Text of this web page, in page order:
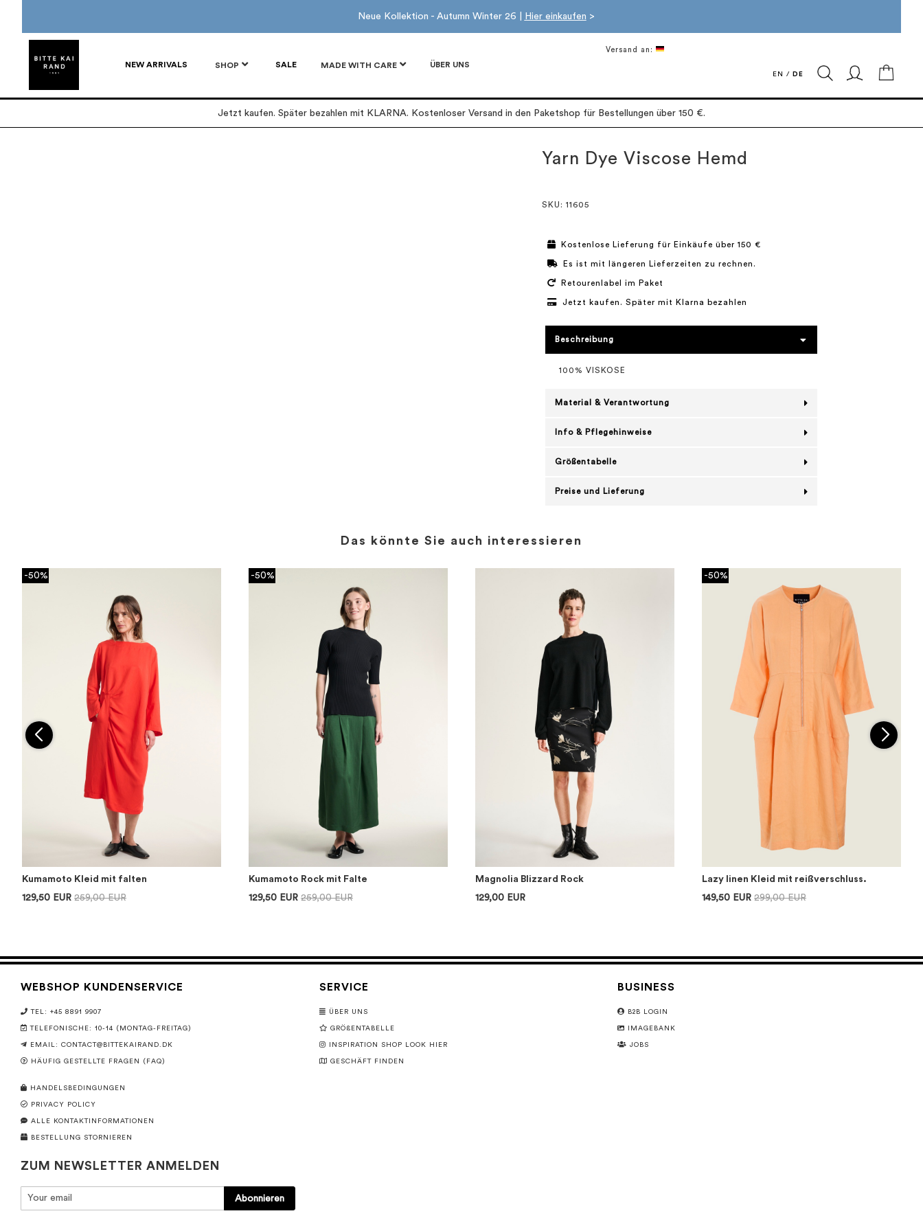
Neue Kollektion - Autumn Winter 26 | Hier einkaufen >
NEW ARRIVALS SHOP SALE MADE WITH CARE ÜBER UNS
Versand an:
EN / DE
Jetzt kaufen. Später bezahlen mit KLARNA. Kostenloser Versand in den Paketshop für Bestellungen über 150 €.
Yarn Dye Viscose Hemd
SKU : 11605
Kostenlose Lieferung für Einkäufe über 150 €
Es ist mit längeren Lieferzeiten zu rechnen.
Retourenlabel im Paket
Jetzt kaufen. Später mit Klarna bezahlen
Beschreibung
100% VISKOSE
Material & Verantwortung
Info & Pflegehinweise
Größentabelle
Preise und Lieferung
Das könnte Sie auch interessieren
-50%
Kumamoto Kleid mit falten
129,50 EUR 259,00 EUR
-50%
Kumamoto Rock mit Falte
129,50 EUR 259,00 EUR
Magnolia Blizzard Rock
129,00 EUR
-50%
Lazy linen Kleid mit reißverschluss.
149,50 EUR 299,00 EUR
WEBSHOP KUNDENSERVICE
TEL: +45 8891 9907
TELEFONISCHE: 10-14 (MONTAG-FREITAG)
EMAIL: CONTACT@BITTEKAIRAND.DK
HÄUFIG GESTELLTE FRAGEN (FAQ)
HANDELSBEDINGUNGEN
PRIVACY POLICY
ALLE KONTAKTINFORMATIONEN
BESTELLUNG STORNIEREN
ZUM NEWSLETTER ANMELDEN
Abonnieren
SERVICE
ÜBER UNS
GRÖßENTABELLE
INSPIRATION SHOP LOOK HIER
GESCHÄFT FINDEN
BUSINESS
B2B LOGIN
IMAGEBANK
JOBS